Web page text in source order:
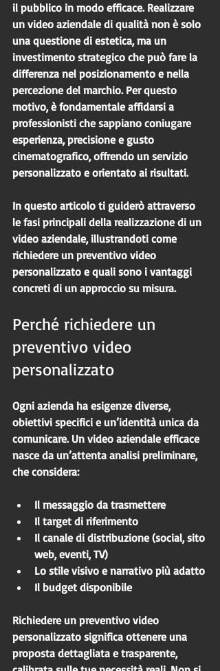
il pubblico in modo efficace. Realizzare
un video aziendale di qualità non è solo
una questione di estetica, ma un
investimento strategico che può fare la
differenza nel posizionamento e nella
percezione del marchio. Per questo
motivo, è fondamentale affidarsi a
professionisti che sappiano coniugare
esperienza, precisione e gusto
cinematografico, offrendo un servizio
personalizzato e orientato ai risultati.
In questo articolo ti guiderò attraverso
le fasi principali della realizzazione di un
video aziendale, illustrandoti come
richiedere un preventivo video
personalizzato e quali sono i vantaggi
concreti di un approccio su misura.
Perché richiedere un
preventivo video
personalizzato
Ogni azienda ha esigenze diverse,
obiettivi specifici e un’identità unica da
comunicare. Un video aziendale efficace
nasce da un’attenta analisi preliminare,
che considera:
Il messaggio da trasmettere
Il target di riferimento
Il canale di distribuzione (social, sito
web, eventi, TV)
Lo stile visivo e narrativo più adatto
Il budget disponibile
Richiedere un preventivo video
personalizzato significa ottenere una
proposta dettagliata e trasparente,